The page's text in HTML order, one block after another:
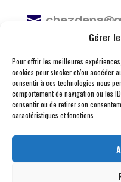
Gérer
Pour offrir les meilleures
cookies pour stocker et/ou accéder
consentir à ces technologies nous
comportement de navigation ou les
consentir ou de retirer son
caractéristiques et fonctions.
